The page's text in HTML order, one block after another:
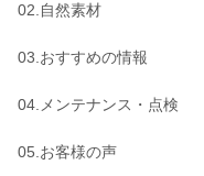
02.自然素材
03.おすすめの情報
04.メンテナンス・点検
05.お客様の声